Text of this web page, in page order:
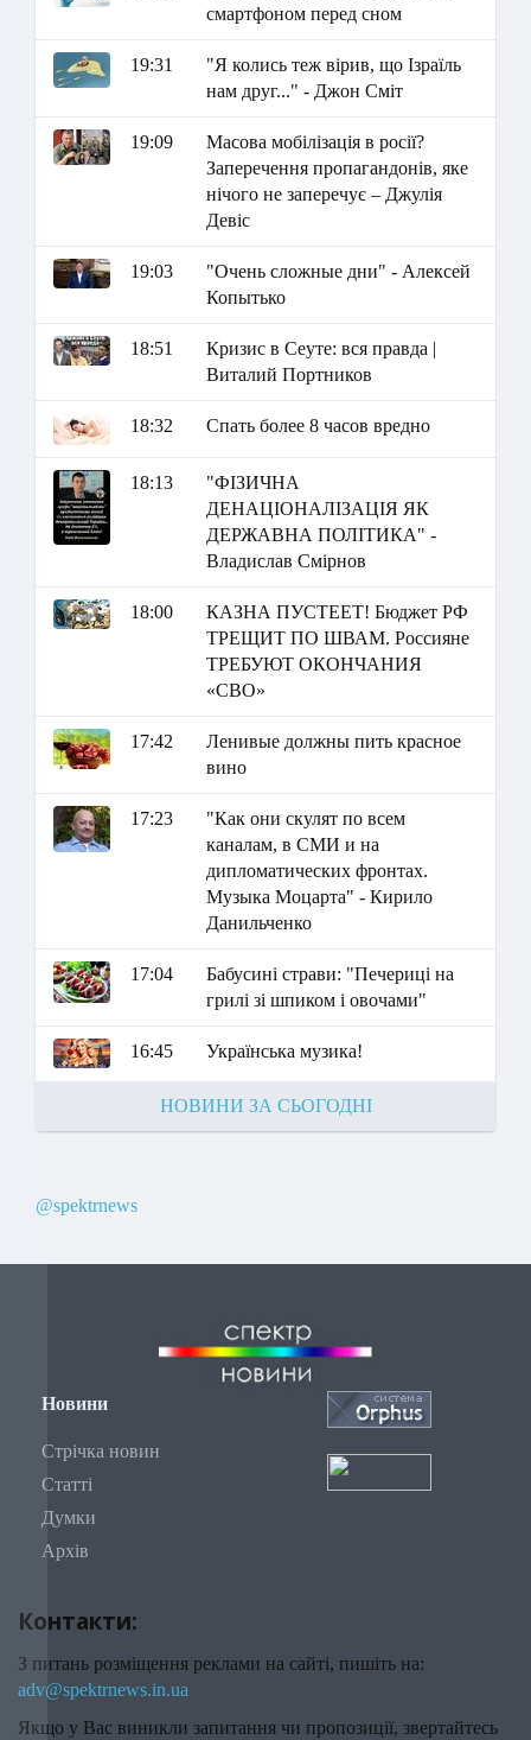
смартфоном перед сном
19:31
"Я колись теж вірив, що Ізраїль
нам друг..." - Джон Сміт
19:09
Масова мобілізація в росії?
Заперечення пропагандонів, яке
нічого не заперечує – Джулія
Девіс
19:03
"Очень сложные дни" - Алексей
Копытько
18:51
Кризис в Сеуте: вся правда |
Виталий Портников
18:32 Спать более 8 часов вредно
18:13
"ФІЗИЧНА
ДЕНАЦІОНАЛІЗАЦІЯ ЯК
ДЕРЖАВНА ПОЛІТИКА" -
Владислав Смірнов
18:00
КАЗНА ПУСТЕЕТ! Бюджет РФ
ТРЕЩИТ ПО ШВАМ. Россияне
ТРЕБУЮТ ОКОНЧАНИЯ
«СВО»
17:42
Ленивые должны пить красное
вино
17:23
"Как они скулят по всем
каналам, в СМИ и на
дипломатических фронтах.
Музыка Моцарта" - Кирило
Данильченко
17:04
Бабусині страви: "Печериці на
грилі зі шпиком і овочами"
16:45 Українська музика!
НОВИНИ ЗА СЬОГОДНІ
@spektrnews
Новини
Стрічка новин
Статті
Думки
Архів
Контакти:
З питань розміщення реклами на сайті, пишіть на:
adv@spektrnews.in.ua
Якщо у Вас виникли запитання чи пропозиції, звертайтесь